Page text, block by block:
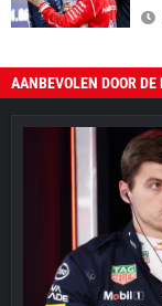
AANBEVOLEN DOOR DE